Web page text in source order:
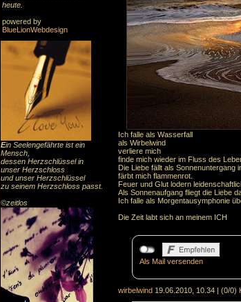
heute.
powered by
BlueLionWebdesign
Ein Seelengefährte ist ein
Mensch,
dessen Herzschlüssel in
unser Herzschloss
und unser Herzschlüssel
zu seinem Herzschloss passt.
©zeitlos
Ich falle als Wasserfall
als Wirbelwind
verliere mich
finde mich wieder im Fluss des
Die Liebe fällt als Sonnenuntergang
färbt mich flammenrot.
Feuer und Glut lodern
Als Sonnenaufgang fliegt die Liebe
Ich falle als Morgentausymphonie
Die Zeit labt sich an meinem ICH
Als Mail versenden
wirbelwind 19.06.2010, 10.34 (0/0)